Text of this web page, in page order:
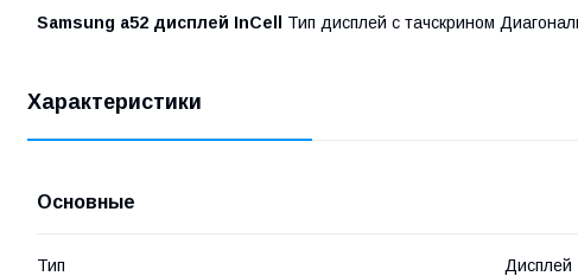
Samsung a52 дисплей InCell Тип дисплей с тачскрином
Характеристики
Основные
Тип Дисплей